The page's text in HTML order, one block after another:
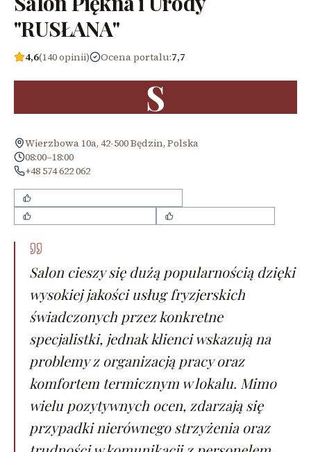
"RUSŁANA"
4,6(140 opinii) Ocena portalu:7,7
S
Wierzbowa 10a, 42-500 Będzin, Polska
08:00–18:00
+48 574 622 062
Salon cieszy się dużą popularnością dzięki
wysokiej jakości usług fryzjerskich
świadczonych przez konkretne
specjalistki, jednak klienci wskazują na
problemy z organizacją pracy oraz
komfortem termicznym w lokalu. Mimo
wielu pozytywnych ocen, zdarzają się
przypadki nierównego strzyżenia oraz